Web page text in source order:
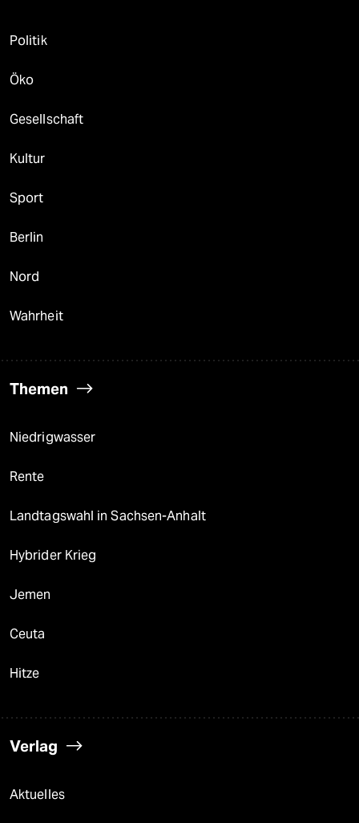
Politik
Öko
Gesellschaft
Kultur
Sport
Berlin
Nord
Wahrheit
Themen
Niedrigwasser
Rente
Landtagswahl in Sachsen-Anhalt
Hybrider Krieg
Jemen
Ceuta
Hitze
Verlag
Aktuelles